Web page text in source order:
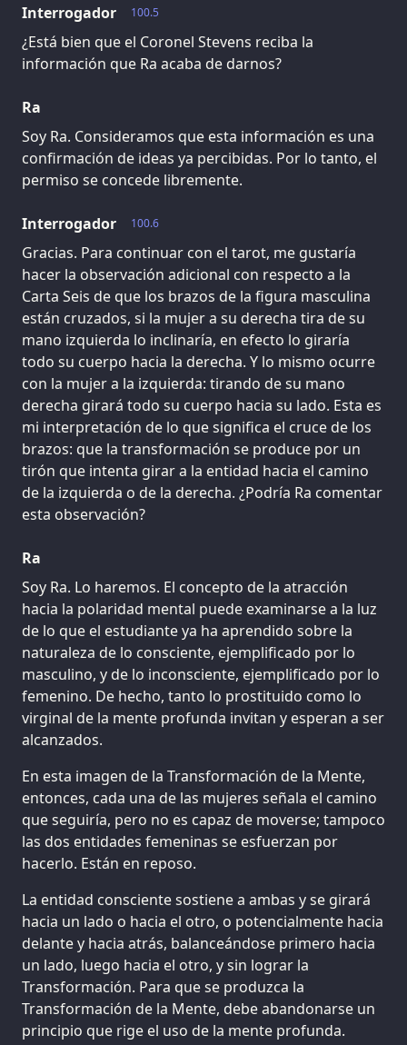
100.5
Interrogador
¿Está bien que el Coronel Stevens reciba la
información que Ra acaba de darnos?
Ra
Soy Ra. Consideramos que esta información es una
confirmación de ideas ya percibidas. Por lo tanto, el
permiso se concede libremente.
100.6
Interrogador
Gracias. Para continuar con el tarot, me gustaría
hacer la observación adicional con respecto a la
Carta Seis de que los brazos de la figura masculina
están cruzados, si la mujer a su derecha tira de su
mano izquierda lo inclinaría, en efecto lo giraría
todo su cuerpo hacia la derecha. Y lo mismo ocurre
con la mujer a la izquierda: tirando de su mano
derecha girará todo su cuerpo hacia su lado. Esta es
mi interpretación de lo que significa el cruce de los
brazos: que la transformación se produce por un
tirón que intenta girar a la entidad hacia el camino
de la izquierda o de la derecha. ¿Podría Ra comentar
esta observación?
Ra
Soy Ra. Lo haremos. El concepto de la atracción
hacia la polaridad mental puede examinarse a la luz
de lo que el estudiante ya ha aprendido sobre la
naturaleza de lo consciente, ejemplificado por lo
masculino, y de lo inconsciente, ejemplificado por lo
femenino. De hecho, tanto lo prostituido como lo
virginal de la mente profunda invitan y esperan a ser
alcanzados.
En esta imagen de la Transformación de la Mente,
entonces, cada una de las mujeres señala el camino
que seguiría, pero no es capaz de moverse; tampoco
las dos entidades femeninas se esfuerzan por
hacerlo. Están en reposo.
La entidad consciente sostiene a ambas y se girará
hacia un lado o hacia el otro, o potencialmente hacia
delante y hacia atrás, balanceándose primero hacia
un lado, luego hacia el otro, y sin lograr la
Transformación. Para que se produzca la
Transformación de la Mente, debe abandonarse un
principio que rige el uso de la mente profunda.